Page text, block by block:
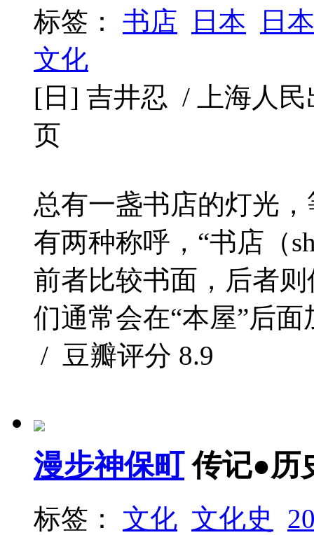
标签： 书店 日本
日
文化
[日] 吉井忍 / 上海人
页
总有一盏书店的灯光
有两种称呼，“书店（
前者比较书面，后者
们通常会在“本屋”后
/ 豆瓣评分 8.9
漫步神保町 传记●历
标签： 文化 文化史